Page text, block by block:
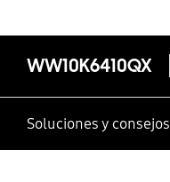
WW10K6410QX
Soluciones y consejos